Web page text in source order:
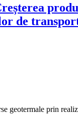
de
prin